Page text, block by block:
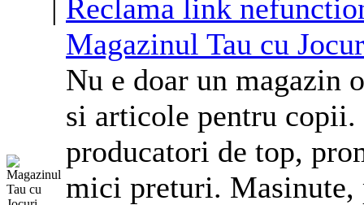
| Reclama link
Magazinul Tau cu
Nu e doar un magazin
si articole pentru
producatori de top,
mici preturi. Masinute,